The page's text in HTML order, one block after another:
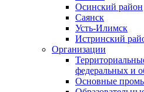
Осинский район
Саянск
Усть-Илимск
Истринский
Организации
федеральных и
Основные